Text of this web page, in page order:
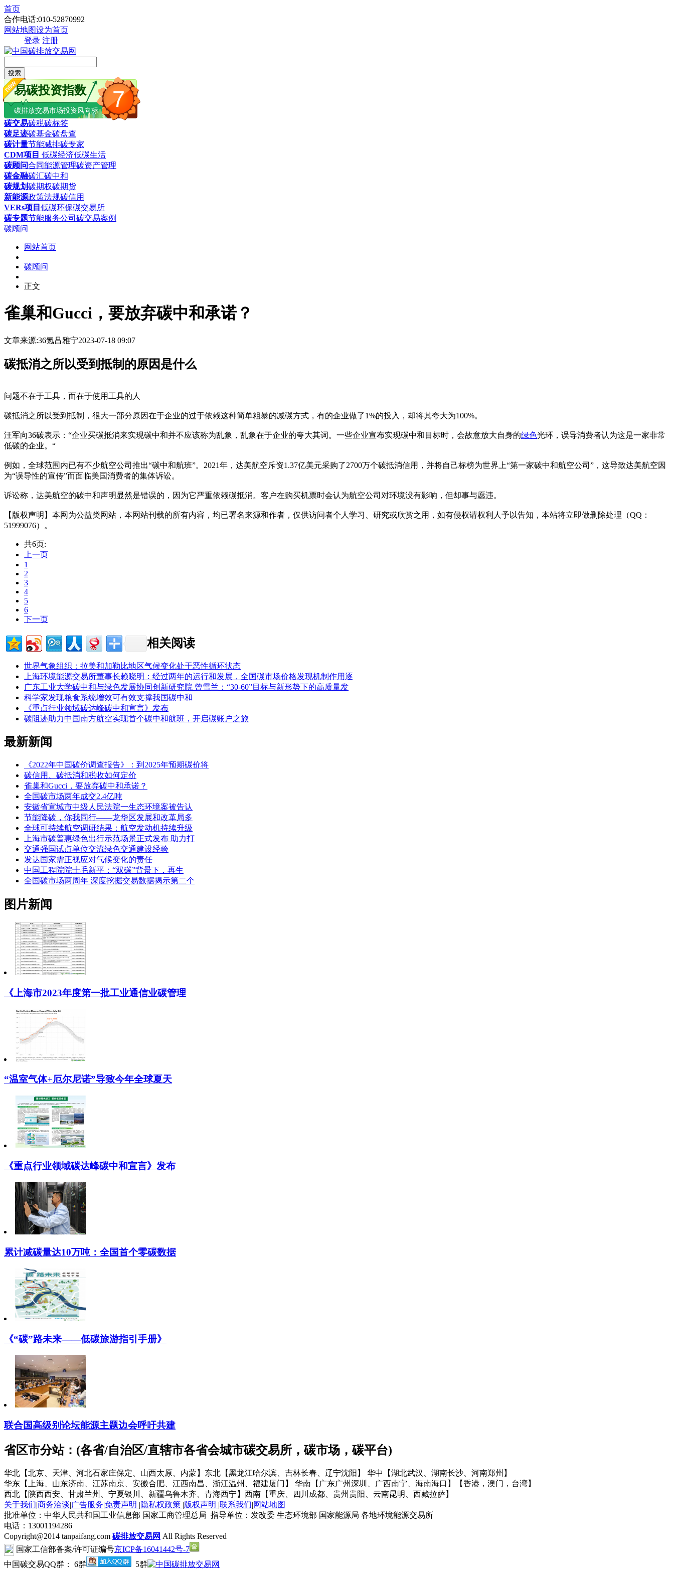
首页
合作电话:010-52870992
网站地图设为首页
登录 注册
搜索
7
易碳投资指数
碳排放交易市场投资风向标
碳交易碳税碳标签
碳足迹碳基金碳盘查
碳计量节能减排碳专家
CDM项目 低碳经济低碳生活
碳顾问合同能源管理碳资产管理
碳金融碳汇碳中和
碳规划碳期权碳期货
新能源政策法规碳信用
VERs项目 低碳环保碳交易所
碳专题节能服务公司 碳交易案例
碳顾问
网站首页
碳顾问
正文
雀巢和Gucci，要放弃碳中和承诺？
文章来源:36氪吕雅宁2023-07-18 09:07
碳抵消之所以受到抵制的原因是什么
问题不在于工具，而在于使用工具的人
碳抵消之所以受到抵制，很大一部分原因在于企业的过于依赖这种简单粗暴的减碳方式，有的企业做了1%的投入，却将其夸大为100%。
汪军向36碳表示：“企业买碳抵消来实现碳中和并不应该称为乱象，乱象在于企业的夸大其词。一些企业宣布实现碳中和目标时，会故意放大自身的绿色光环，误导消费者认为这是一家非常
低碳的企业。“
例如，全球范围内已有不少航空公司推出“碳中和航班”。2021年，达美航空斥资1.37亿美元采购了2700万个碳抵消信用，并将自己标榜为世界上“第一家碳中和航空公司”，这导致达美航空因
为“误导性的宣传”而面临美国消费者的集体诉讼。
诉讼称，达美航空的碳中和声明显然是错误的，因为它严重依赖碳抵消。客户在购买机票时会认为航空公司对环境没有影响，但却事与愿违。
【版权声明】本网为公益类网站，本网站刊载的所有内容，均已署名来源和作者，仅供访问者个人学习、研究或欣赏之用，如有侵权请权利人予以告知，本站将立即做删除处理（QQ：
51999076）。
共6页:
上一页
1
2
3
4
5
6
下一页
相关阅读
世界气象组织：拉美和加勒比地区气候变化处于恶性循环状态
上海环境能源交易所董事长赖晓明：经过两年的运行和发展，全国碳市场价格发现机制作用逐
广东工业大学碳中和与绿色发展协同创新研究院 曾雪兰：“30-60”目标与新形势下的高质量发
科学家发现粮食系统增效可有效支撑我国碳中和
《重点行业领域碳达峰碳中和宣言》发布
碳阻迹助力中国南方航空实现首个碳中和航班，开启碳账户之旅
最新新闻
《2022年中国碳价调查报告》：到2025年预期碳价将
碳信用、碳抵消和税收如何定价
雀巢和Gucci，要放弃碳中和承诺？
全国碳市场两年成交2.4亿吨
安徽省宣城市中级人民法院一生态环境案被告认
节能降碳，你我同行——龙华区发展和改革局多
全球可持续航空调研结果：航空发动机持续升级
上海市碳普惠绿色出行示范场景正式发布 助力打
交通强国试点单位交流绿色交通建设经验
发达国家需正视应对气候变化的责任
中国工程院院士毛新平：“双碳”背景下，再生
全国碳市场两周年 深度挖掘交易数据揭示第二个
图片新闻
《上海市2023年度第一批工业通信业碳管理
“温室气体+厄尔尼诺”导致今年全球夏天
《重点行业领域碳达峰碳中和宣言》发布
累计减碳量达10万吨：全国首个零碳数据
《“碳”路未来——低碳旅游指引手册》
联合国高级别论坛能源主题边会呼吁共建
省区市分站：(各省/自治区/直辖市各省会城市碳交易所，碳市场，碳平台)
华北【北京、天津、河北石家庄保定、山西太原、内蒙】 东北【黑龙江哈尔滨、吉林长春、辽宁沈阳】
华中【湖北武汉、湖南长沙、河南郑州】
华东【上海、山东济南、江苏南京、安徽合肥、江西南昌、浙江温州、福建厦门】
华南【广东广州深圳、广西南宁、海南海口】
【香港，澳门，台湾】
西北【陕西西安、甘肃兰州、宁夏银川、新疆乌鲁木齐、青海西宁】 西南【重庆、四川成都、贵州贵阳、云南昆明、西藏拉萨】
关于我们|商务洽谈|广告服务|免责声明 |隐私权政策 |版权声明 |联系我们|网站地图
批准单位：中华人民共和国工业信息部 国家工商管理总局 指导单位：发改委 生态环境部 国家能源局 各地环境能源交易所
电话：13001194286
Copyright@2014 tanpaifang.com 碳排放交易网 All Rights Reserved
国家工信部备案/许可证编号京ICP备16041442号-7
中国碳交易QQ群： 6群
5群